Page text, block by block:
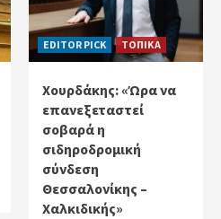
EDITOR PICK ΤΟΠΙΚΑ
Χουρδάκης: «Ώρα να
επανεξεταστεί
σοβαρά η
σιδηροδρομική
σύνδεση
Θεσσαλονίκης –
Χαλκιδικής»